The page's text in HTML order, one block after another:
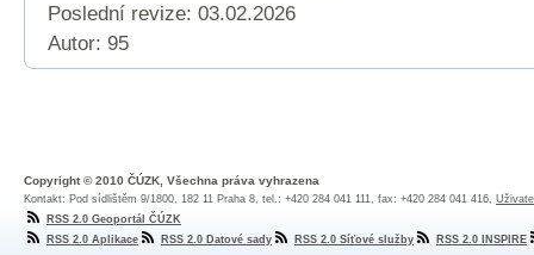
Poslední revize: 03.02.2026
Autor: 95
Copyright © 2010 ČÚZK, Všechna práva vyhrazena
Kontakt: Pod sídlištěm 9/1800, 182 11 Praha 8, tel.: +420 284 041 111, fax: +420 284 041 416,
RSS 2.0 Geoportál ČÚZK
RSS 2.0 Aplikace
RSS 2.0 Datové sady RSS 2.0 Síťové služby RSS 2.0 INSPIRE